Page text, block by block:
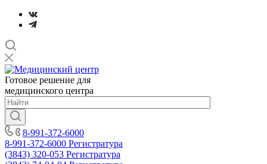
Готовое решение для
медицинского центра
8-991-372-6000
8-991-372-6000 Регистратура
(3843) 320-053 Регистратура